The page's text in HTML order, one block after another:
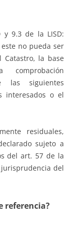
y 9.3 de la LISD:
no pueda ser
la base
las siguientes
interesados o el
residuales,
sujeto a
del art. 57 de la
del
referencia?